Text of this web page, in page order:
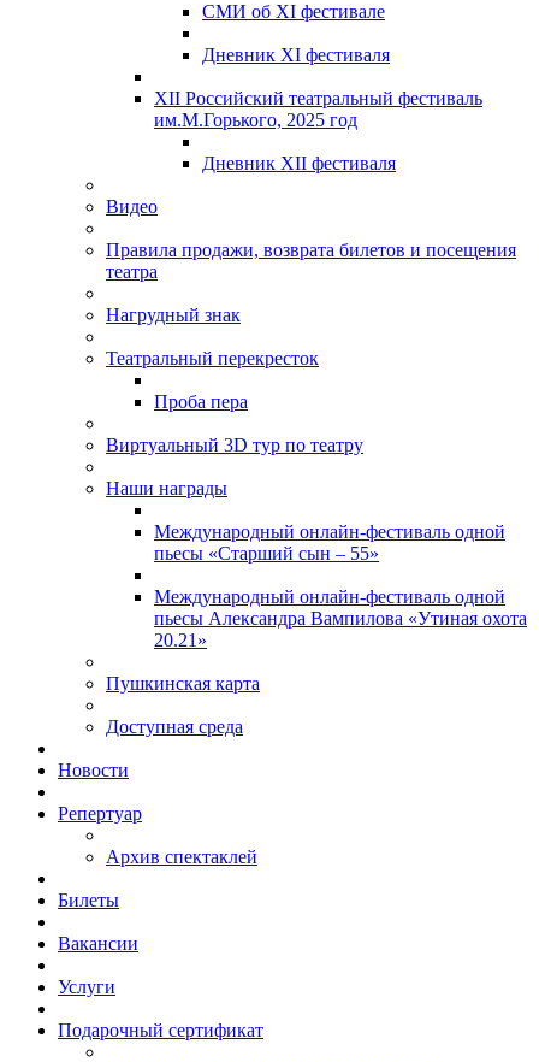
СМИ об XI фестивале
Дневник XI фестиваля
XII Российский театральный фестиваль
им.М.Горького, 2025 год
Дневник XII фестиваля
Видео
Правила продажи, возврата билетов и посещения
театра
Нагрудный знак
Театральный перекресток
Проба пера
Виртуальный 3D тур по театру
Наши награды
Международный онлайн-фестиваль одной
пьесы «Старший сын – 55»
Международный онлайн-фестиваль одной
пьесы Александра Вампилова «Утиная охота
20.21»
Пушкинская карта
Доступная среда
Новости
Репертуар
Архив спектаклей
Билеты
Вакансии
Услуги
Подарочный сертификат